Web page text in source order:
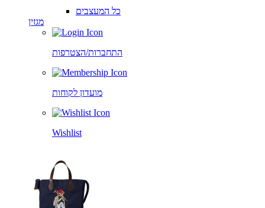
כל המעצבים
מגזין
התחברות/הצטרפות
מועדון לקוחות
Wishlist